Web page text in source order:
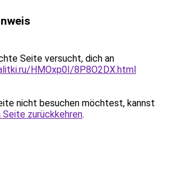
Seite versucht, dich an
HMOxp0I/8P8O2DX.html
nicht besuchen möchtest, kannst
Seite zurückkehren.